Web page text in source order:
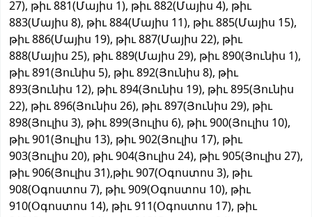
27), թիւ 881(Մայիս 1), թիւ 882(Մայիս 4), թիւ
883(Մայիս 8), թիւ 884(Մայիս 11), թիւ 885(Մայիս 15),
թիւ 886(Մայիս 19), թիւ 887(Մայիս 22), թիւ
888(Մայիս 25), թիւ 889(Մայիս 29), թիւ 890(Յունիս 1),
թիւ 891(Յունիս 5), թիւ 892(Յունիս 8), թիւ
893(Յունիս 12), թիւ 894(Յունիս 19), թիւ 895(Յունիս
22), թիւ 896(Յունիս 26), թիւ 897(Յունիս 29), թիւ
898(Յուլիս 3), թիւ 899(Յուլիս 6), թիւ 900(Յուլիս 10),
թիւ 901(Յուլիս 13), թիւ 902(Յուլիս 17), թիւ
903(Յուլիս 20), թիւ 904(Յուլիս 24), թիւ 905(Յուլիս 27),
թիւ 906(Յուլիս 31),թիւ 907(Օգոստոս 3), թիւ
908(Օգոստոս 7), թիւ 909(Օգոստոս 10), թիւ
910(Օգոստոս 14), թիւ 911(Օգոստոս 17), թիւ